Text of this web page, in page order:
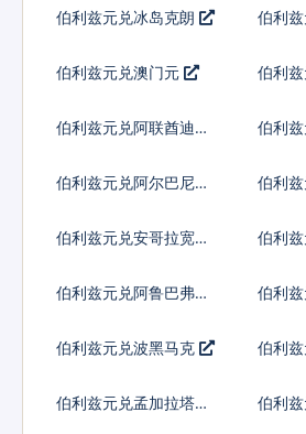
伯利兹元兑冰岛克朗 伯利
伯利兹元兑澳门元 伯利
伯利兹元兑阿联酋迪拉
伯利
伯利兹元兑阿尔巴尼亚
伯利
伯利兹元兑安哥拉宽扎 伯利
伯利兹元兑阿鲁巴弗罗
伯利
伯利兹元兑波黑马克 伯利
伯利兹元兑孟加拉塔卡 伯利